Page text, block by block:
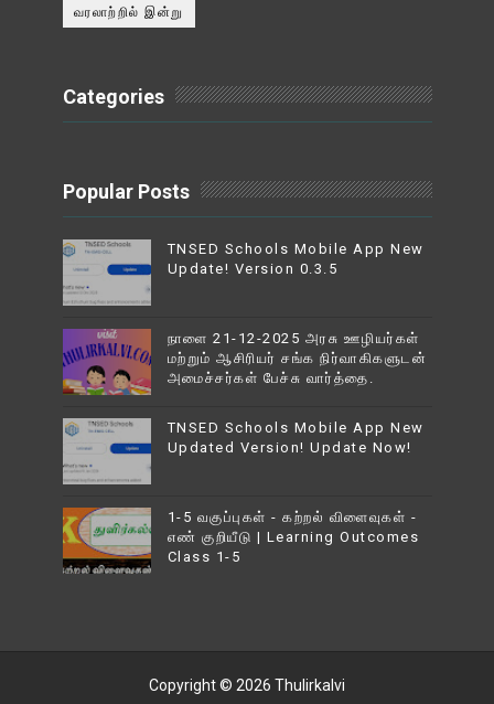
வரலாற்றில் இன்று
Categories
Popular Posts
TNSED Schools Mobile App New
Update! Version 0.3.5
நாளை 21-12-2025 அரசு ஊழியர்கள்
மற்றும் ஆசிரியர் சங்க நிர்வாகிகளுடன்
அமைச்சர்கள் பேச்சு வார்த்தை.
TNSED Schools Mobile App New
Updated Version! Update Now!
1-5 வகுப்புகள் - கற்றல் விளைவுகள் -
எண் குறியீடு | Learning Outcomes
Class 1-5
Copyright © 2026 Thulirkalvi